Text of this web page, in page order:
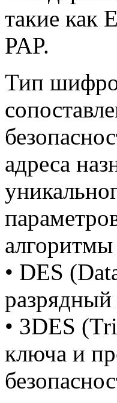
такие как
PAP.
Тип
адреса
• DES
• 3DES
ключа и